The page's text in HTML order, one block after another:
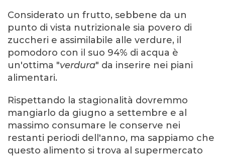
Considerato un frutto, sebbene da un
punto di vista nutrizionale sia povero di
zuccheri e assimilabile alle verdure, il
pomodoro con il suo 94% di acqua è
un'ottima "verdura" da inserire nei piani
alimentari.
Rispettando la stagionalità dovremmo
mangiarlo da giugno a settembre e al
massimo consumare le conserve nei
restanti periodi dell'anno, ma sappiamo che
questo alimento si trova al supermercato